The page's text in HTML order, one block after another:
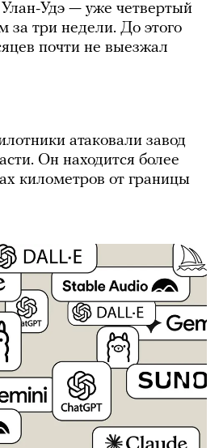
Удэ — уже четвертый
за три недели. До этого
почти не выезжал
атаковали завод
Он находится более
километров от границы